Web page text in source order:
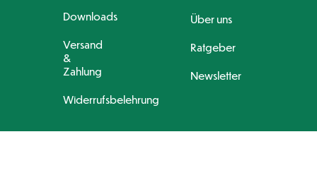
Downloads
Versand
&
Zahlung
Widerrufsbelehrung
Über uns
Ratgeber
Newsletter